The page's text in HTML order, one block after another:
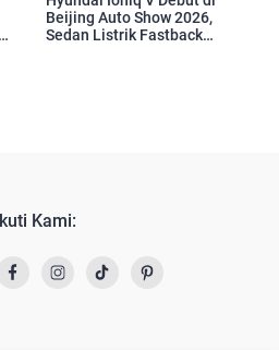
Beijing Auto Show 2026,
Sedan Listrik Fastback
Ikuti Kami: